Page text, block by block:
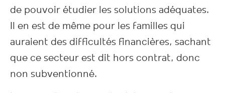
de pouvoir étudier les solutions adéquates.
Il en est de même pour les familles qui
auraient des difficultés financières, sachant
que ce secteur est dit hors contrat, donc
non subventionné.